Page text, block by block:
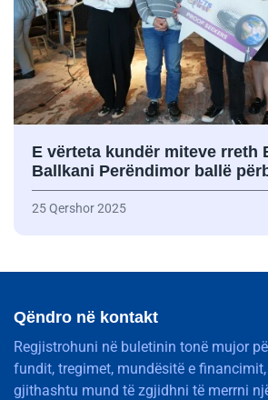
E vërteta kundër miteve rreth
Ballkani Perëndimor ballë
25 Qershor 2025
Qëndro në kontakt
Regjistrohuni në buletinin tonë mujor
fundit, tregimet, mundësitë e
gjithashtu mund të zgjidhni të merrni